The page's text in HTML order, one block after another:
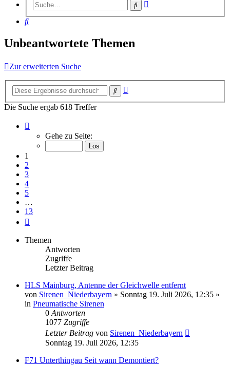
Suche
Suche
Unbeantwortete Themen
Zur erweiterten Suche
Suche
Die Suche ergab 618 Treffer
von
Gehe zu Seite:
1
2
3
4
5
…
13
Themen
Antworten
Zugriffe
Letzter Beitrag
HLS Mainburg, Antenne der Gleichwelle entfernt
von Sirenen_Niederbayern » Sonntag 19. Juli 2026, 12:35 »
in Pneumatische Sirenen
0 Antworten
1077 Zugriffe
Letzter Beitrag von Sirenen_Niederbayern
Sonntag 19. Juli 2026, 12:35
F71 Unterthingau Seit wann Demontiert?